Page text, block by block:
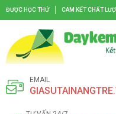
ĐƯỢC HỌC THỬ CAM KẾT CHẤT
EMAIL